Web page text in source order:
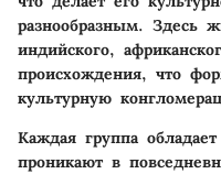
разнообразным. Здесь
индийского,
происхождения, что
культурную
Каждая группа
проникают в